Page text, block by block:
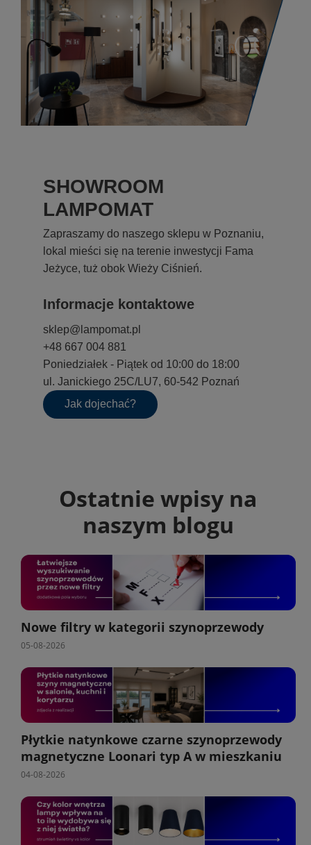
SHOWROOM
LAMPOMAT
Zapraszamy do naszego sklepu w Poznaniu,
lokal mieści się na terenie inwestycji Fama
Jeżyce, tuż obok Wieży Ciśnień.
Informacje kontaktowe
sklep@lampomat.pl
+48 667 004 881
Poniedziałek - Piątek od 10:00 do 18:00
ul. Janickiego 25C/LU7, 60-542 Poznań
Jak dojechać?
Ostatnie wpisy na
naszym blogu
Nowe filtry w kategorii szynoprzewody
05-08-2026
Płytkie natynkowe czarne szynoprzewody
magnetyczne Loonari typ A w mieszkaniu
04-08-2026